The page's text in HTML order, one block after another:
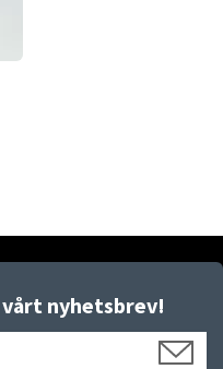
nyhetsbrev!